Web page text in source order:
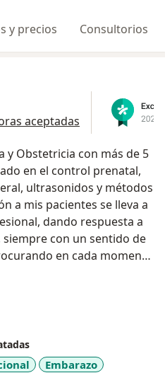
y precios Consultorios
aceptadas
y Obstetricia con más de 5
en el control prenatal,
ultrasonidos y métodos
a mis pacientes se lleva a
dando respuesta a
con un sentido de
en cada momento
en todo México.
Embarazo